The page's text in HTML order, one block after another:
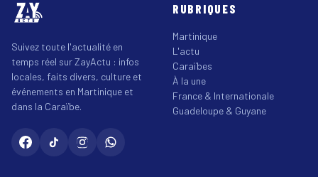
Suivez toute l'actualité en
temps réel sur ZayActu : infos
locales, faits divers, culture et
événements en Martinique et
dans la Caraïbe.
RUBRIQUES
Martinique
L'actu
Caraïbes
À la une
France & Internationale
Guadeloupe & Guyane